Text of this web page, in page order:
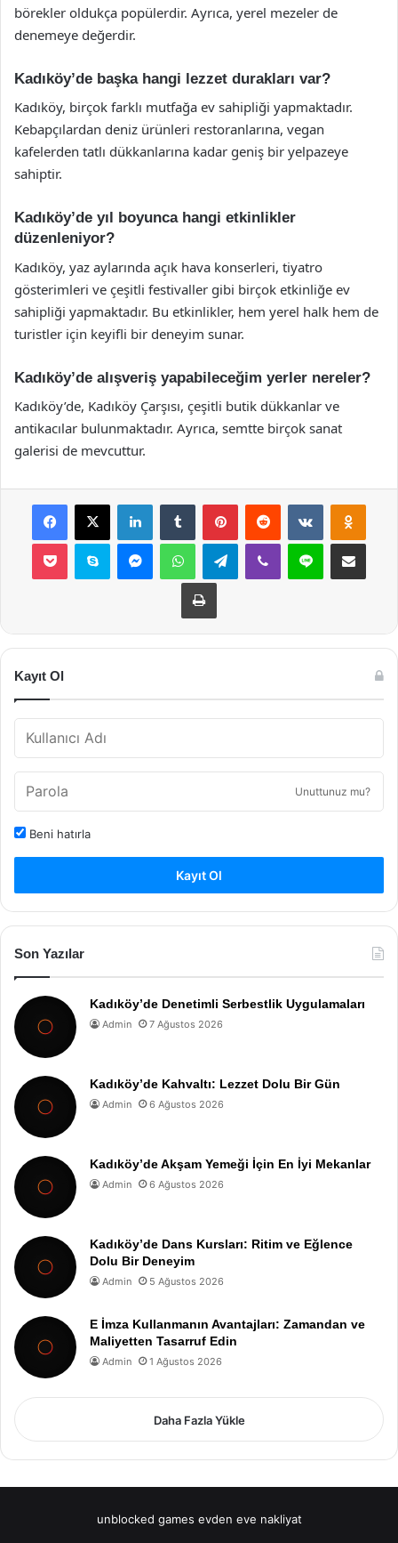
börekler oldukça popülerdir. Ayrıca, yerel mezeler de
denemeye değerdir.
Kadıköy’de başka hangi lezzet durakları var?
Kadıköy, birçok farklı mutfağa ev sahipliği yapmaktadır.
Kebapçılardan deniz ürünleri restoranlarına, vegan
kafelerden tatlı dükkanlarına kadar geniş bir yelpazeye
sahiptir.
Kadıköy’de yıl boyunca hangi etkinlikler
düzenleniyor?
Kadıköy, yaz aylarında açık hava konserleri, tiyatro
gösterimleri ve çeşitli festivaller gibi birçok etkinliğe ev
sahipliği yapmaktadır. Bu etkinlikler, hem yerel halk hem de
turistler için keyifli bir deneyim sunar.
Kadıköy’de alışveriş yapabileceğim yerler nereler?
Kadıköy’de, Kadıköy Çarşısı, çeşitli butik dükkanlar ve
antikacılar bulunmaktadır. Ayrıca, semtte birçok sanat
galerisi de mevcuttur.
Facebook
X LinkedInTumblr PinterestReddit VKontakte
Pocket Skype MessengerWhatsAppTelegramViber Line E-Posta ile
Yazdır
Kayıt Ol
Unuttunuz mu?
Beni hatırla
Kayıt Ol
Son Yazılar
Kadıköy’de Denetimli Serbestlik Uygulamaları
Admin 7 Ağustos 2026
Kadıköy’de Kahvaltı: Lezzet Dolu Bir Gün
Admin 6 Ağustos 2026
Kadıköy’de Akşam Yemeği İçin En İyi Mekanlar
Admin 6 Ağustos 2026
Kadıköy’de Dans Kursları: Ritim ve Eğlence
Dolu Bir Deneyim
Admin 5 Ağustos 2026
E İmza Kullanmanın Avantajları: Zamandan ve
Maliyetten Tasarruf Edin
Admin 1 Ağustos 2026
Daha Fazla Yükle
unblocked games evden eve nakliyat